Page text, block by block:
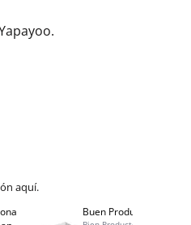
aquí.
Buen Producto